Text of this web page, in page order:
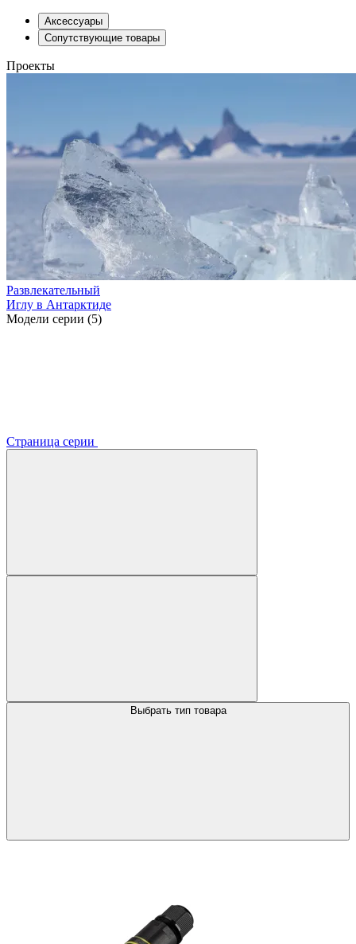
Аксессуары
Сопутствующие товары
Проекты
Развлекательный
Иглу в Антарктиде
Модели серии (5)
Страница серии
Выбрать тип товара